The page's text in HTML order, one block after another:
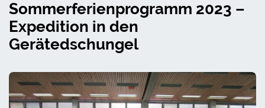
Sommerferienprogramm 2023 –
Expedition in den
Gerätedschungel